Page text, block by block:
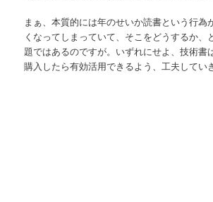
まぁ、本質的には年のせいか読書という行為
くなってしまっていて、そこをどうするか、
題ではあるのですが。いずれにせよ、技術書
購入したら有効活用できるよう、工夫してい